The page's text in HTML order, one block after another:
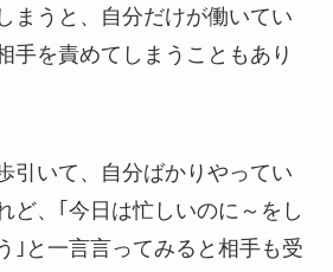
まうと、自分だけが働いてい
手を責めてしまうこともあり
引いて、自分ばかりやってい
ど、｢今日は忙しいのに～をし
｣と一言言ってみると相手も受